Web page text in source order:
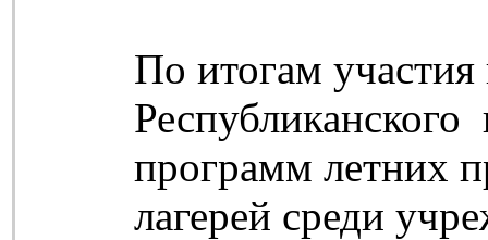
По итогам участия
Республиканского
программ летних
лагерей среди